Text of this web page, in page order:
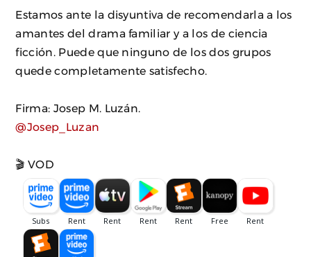
Estamos ante la disyuntiva de recomendarla a los
amantes del drama familiar y a los de ciencia
ficción. Puede que ninguno de los dos grupos
quede completamente satisfecho.
Firma: Josep M. Luzán.
@Josep_Luzan
🎬 VOD